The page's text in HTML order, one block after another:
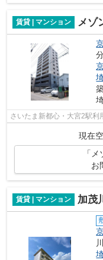
賃貸 | マンション メゾ
さいたま新都心・大宮2駅利
現在
「
お
賃貸 | マンション 加茂